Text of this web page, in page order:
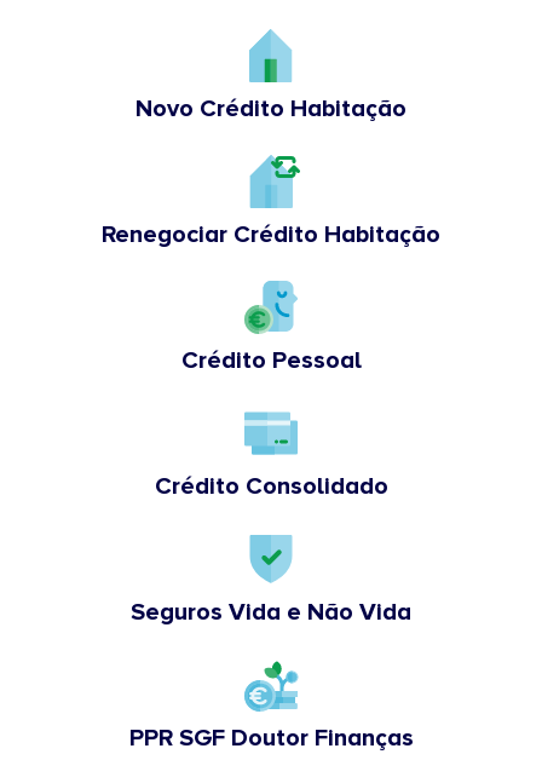
Novo Crédito Habitação
Renegociar Crédito Habitação
Crédito Pessoal
Crédito Consolidado
Seguros Vida e Não Vida
PPR SGF Doutor Finanças